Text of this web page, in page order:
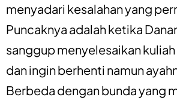
menyadari kesalahan yang
Puncaknya adalah ketika
sanggup menyelesaikan
dan ingin berhenti namun
Berbeda dengan bunda yang